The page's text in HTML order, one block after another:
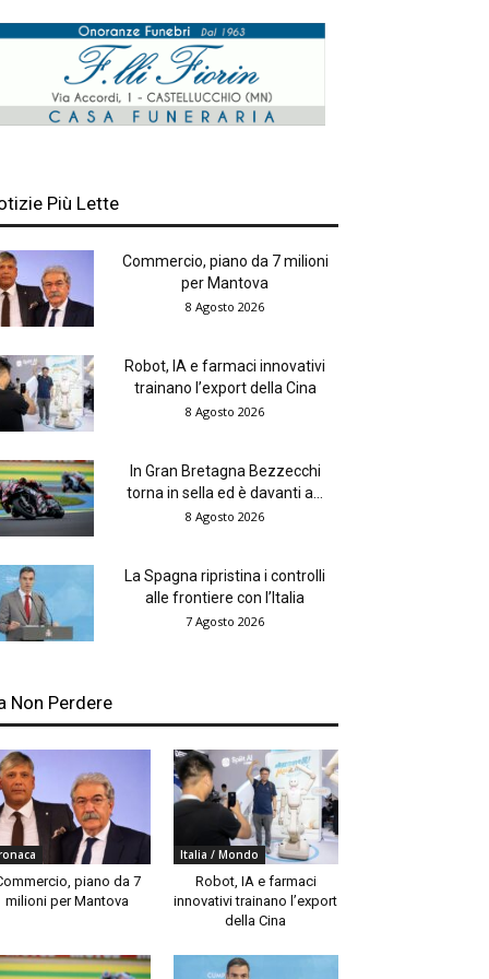
Più Lette
Commercio, piano da 7 milioni
per Mantova
8 Agosto 2026
Robot, IA e farmaci innovativi
trainano l’export della Cina
8 Agosto 2026
In Gran Bretagna Bezzecchi
torna in sella ed è davanti a...
8 Agosto 2026
La Spagna ripristina i controlli
alle frontiere con l’Italia
7 Agosto 2026
Non Perdere
piano da 7
milioni per Mantova
Italia / Mondo
Robot, IA e farmaci
innovativi trainano l’export
della Cina